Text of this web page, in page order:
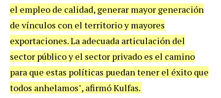
el empleo de calidad, generar mayor generación
de vínculos con el territorio y mayores
exportaciones. La adecuada articulación del
sector público y el sector privado es el camino
para que estas políticas puedan tener el éxito que
todos anhelamos", afirmó Kulfas.